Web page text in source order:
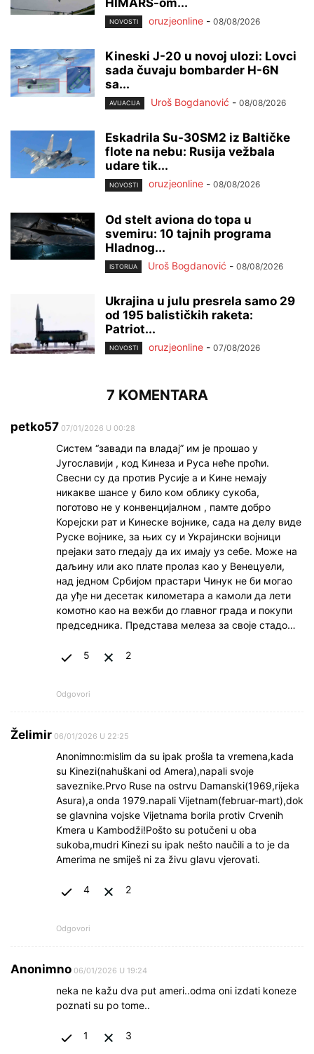
NOVOSTI oruzjeonline - 08/08/2026
Kineski J-20 u novoj ulozi: Lovci
sada čuvaju bombarder H-6N
sa...
AVIJACIJA Uroš Bogdanović - 08/08/2026
Eskadrila Su-30SM2 iz Baltičke
flote na nebu: Rusija vežbala
udare tik...
NOVOSTI oruzjeonline - 08/08/2026
Od stelt aviona do topa u
svemiru: 10 tajnih programa
Hladnog...
ISTORIJA Uroš Bogdanović - 08/08/2026
Ukrajina u julu presrela samo 29
od 195 balističkih raketa:
Patriot...
NOVOSTI oruzjeonline - 07/08/2026
7 KOMENTARA
petko57 07/01/2026 U 00:28
Систем “завади па владај” им је прошао у
Југославији , код Кинеза и Руса неће проћи.
Свесни су да против Русије а и Кине немају
никакве шансе у било ком облику сукоба,
поготово не у конвенцијалном , памте добро
Корејски рат и Кинеске војнике, сада на делу виде
Руске војнике, за њих су и Украјински војници
прејаки зато гледају да их имају уз себе. Може на
даљину или ако плате пролаз као у Венецуели,
над једном Србијом прастари Чинук не би могао
да уђе ни десетак километара а камоли да лети
комотно као на вежби до главног града и покупи
председника. Представа мелеза за своје стадо…
5 2
Odgovori
Želimir 06/01/2026 U 22:25
Anonimno:mislim da su ipak prošla ta vremena,kada
su Kinezi(nahuškani od Amera),napali svoje
saveznike.Prvo Ruse na ostrvu Damanski(1969,rijeka
Asura),a onda 1979.napali Vijetnam(februar-mart),dok
se glavnina vojske Vijetnama borila protiv Crvenih
Kmera u Kambodži!Pošto su potučeni u oba
sukoba,mudri Kinezi su ipak nešto naučili a to je da
Amerima ne smiješ ni za živu glavu vjerovati.
4 2
Odgovori
Anonimno 06/01/2026 U 19:24
neka ne kažu dva put ameri..odma oni izdati koneze
poznati su po tome..
1 3